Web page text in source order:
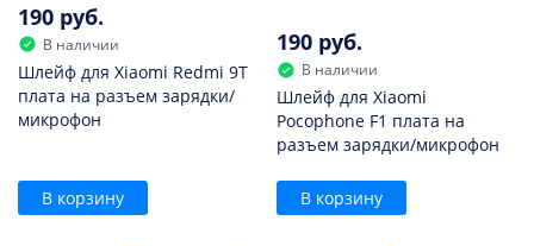
190 руб.
В наличии
Шлейф для Xiaomi Redmi 9T
плата на разъем зарядки/
микрофон
В корзину
190 руб.
В наличии
Шлейф для Xiaomi
Pocophone F1 плата на
разъем зарядки/микрофон
В корзину